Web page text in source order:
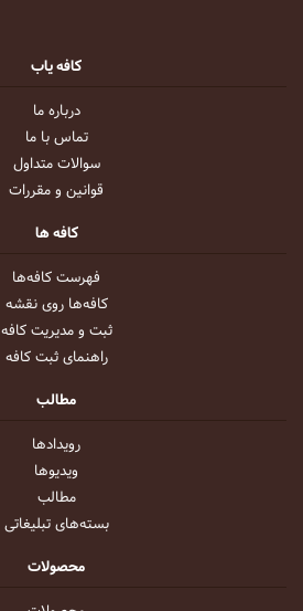
کافه یاب
درباره ما
تماس با ما
سوالات متداول
قوانین و مقررات
کافه ها
فهرست کافه‌ها
کافه‌ها روی نقشه
ثبت و مدیریت کافه
راهنمای ثبت کافه
مطالب
رویداد‌ها
ویدیو‌ها
مطالب
بسته‌های تبلیغاتی
محصولات